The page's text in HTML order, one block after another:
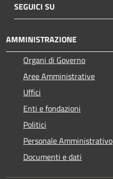
SEGUICI SU
AMMINISTRAZIONE
Organi di Governo
Aree Amministrative
Uffici
Enti e fondazioni
Politici
Personale Amministrativo
Documenti e dati